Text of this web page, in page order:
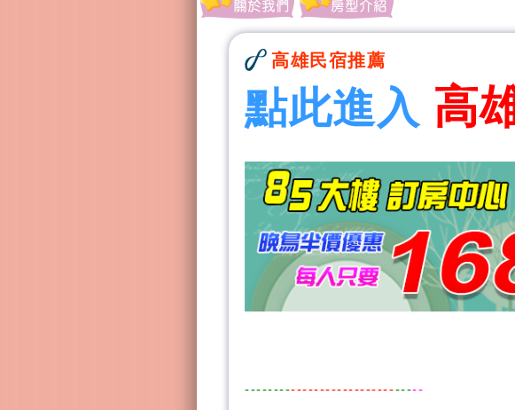
高雄民宿推薦
點此進入 高
-------------------------------